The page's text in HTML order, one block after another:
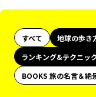
すべて 地球の歩き
ランキング&テクニッ
BOOKS 旅の名言＆絶